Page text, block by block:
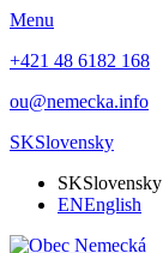
Menu
+421 48 6182 168
ou@nemecka.info
SKSlovensky
SKSlovensky
ENEnglish